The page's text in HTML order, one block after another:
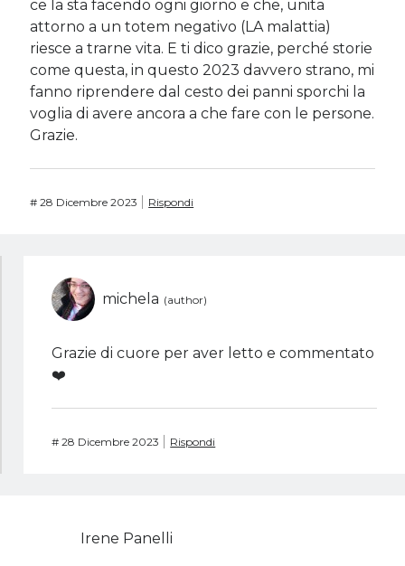
ce la sta facendo ogni giorno e che, unita
attorno a un totem negativo (LA malattia)
riesce a trarne vita. E ti dico grazie, perché storie
come questa, in questo 2023 davvero strano, mi
fanno riprendere dal cesto dei panni sporchi la
voglia di avere ancora a che fare con le persone.
Grazie.
#28 Dicembre 2023 Rispondi
michela
Grazie di cuore per aver letto e commentato
❤️
#28 Dicembre 2023 Rispondi
Irene Panelli